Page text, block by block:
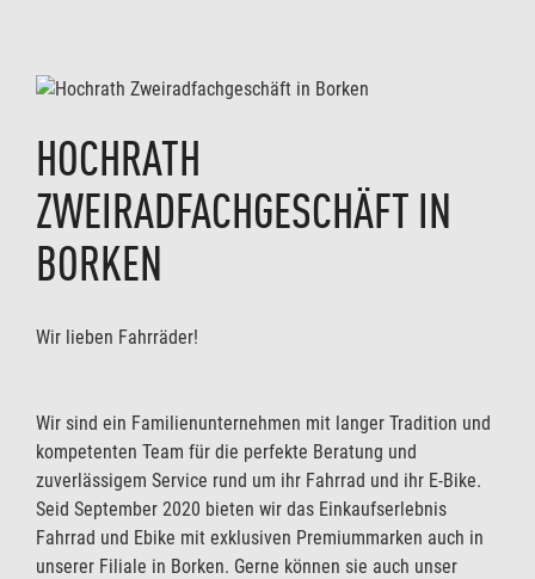
HOCHRATH
ZWEIRADFACHGESCHÄFT IN
BORKEN
Wir lieben Fahrräder!
Wir sind ein Familienunternehmen mit langer Tradition und
kompetenten Team für die perfekte Beratung und
zuverlässigem Service rund um ihr Fahrrad und ihr E-Bike.
Seid September 2020 bieten wir das Einkaufserlebnis
Fahrrad und Ebike mit exklusiven Premiummarken auch in
unserer Filiale in Borken. Gerne können sie auch unser